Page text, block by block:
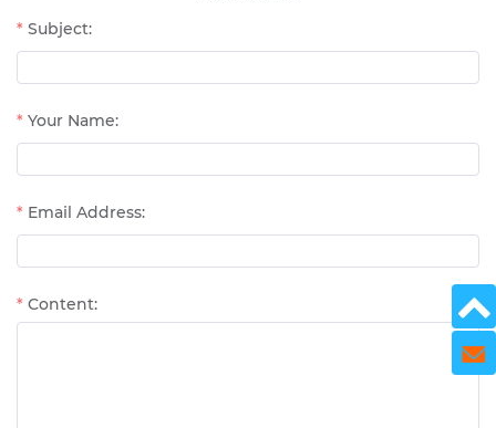
Subject:
Your Name:
Email Address:
Content: